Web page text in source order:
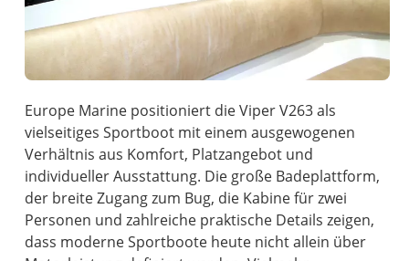
Europe Marine positioniert die Viper V263 als
vielseitiges Sportboot mit einem ausgewogenen
Verhältnis aus Komfort, Platzangebot und
individueller Ausstattung. Die große Badeplattform,
der breite Zugang zum Bug, die Kabine für zwei
Personen und zahlreiche praktische Details zeigen,
dass moderne Sportboote heute nicht allein über